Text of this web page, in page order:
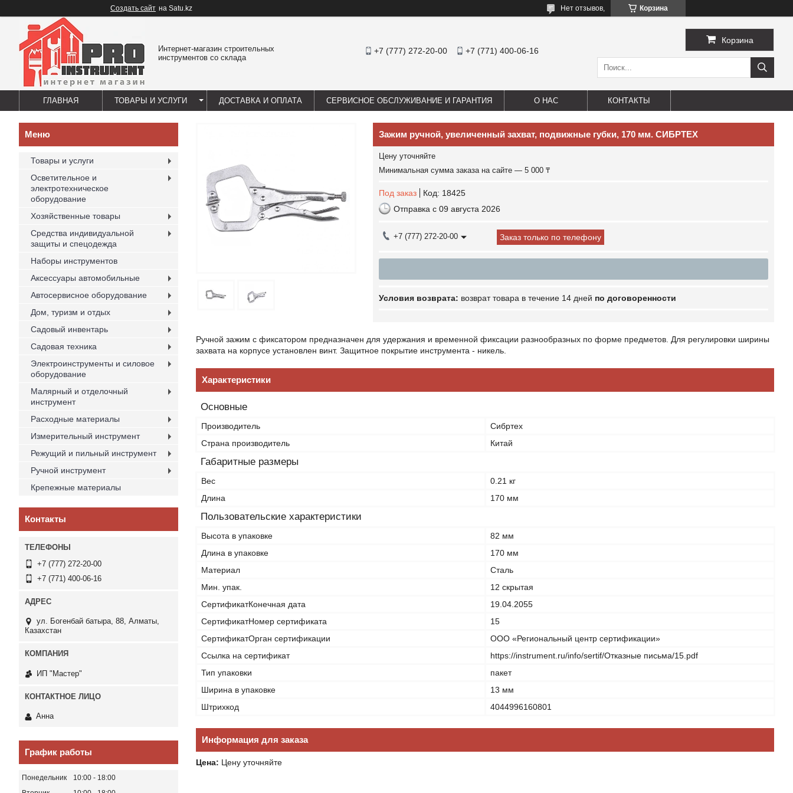
Создать сайт на Satu.kz Корзина
Нет отзывов,
Интернет-магазин строительных
инструментов со склада
+7 (777) 272-20-00 +7 (771) 400-06-16
Корзина
ГЛАВНАЯ ТОВАРЫ И УСЛУГИ ДОСТАВКА И ОПЛАТА СЕРВИСНОЕ ОБСЛУЖИВАНИЕ И ГАРАНТИЯ О НАС КОНТАКТЫ
Зажим ручной, увеличенный захват, подвижные губки, 170 мм. СИБРТЕХ
Цену уточняйте
Минимальная сумма заказа на сайте — 5 000 ₸
Под заказ Код: 18425
Отправка с 09 августа 2026
+7 (777) 272-20-00 Заказ только по телефону
возврат товара в течение 14 дней по договоренности
Ручной зажим с фиксатором предназначен для удержания и временной фиксации разнообразных по форме предметов. Для регулировки ширины
захвата на корпусе установлен винт. Защитное покрытие инструмента - никель.
Характеристики
Основные
Производитель
Сибртех
Страна производитель
Китай
Габаритные размеры
Вес
0.21 кг
Длина
170 мм
Пользовательские характеристики
Высота в упаковке
82 мм
Длина в упаковке
170 мм
Материал
Сталь
Мин. упак.
12 скрытая
СертификатКонечная дата
19.04.2055
СертификатНомер сертификата
15
СертификатОрган сертификации
ООО «Региональный центр сертификации»
Ссылка на сертификат
https://instrument.ru/info/sertif/Отказные письма/15.pdf
Тип упаковки
пакет
Ширина в упаковке
13 мм
Штрихкод
4044996160801
Информация для заказа
Цена: Цену уточняйте
Товары и услуги
Осветительное и
электротехническое
оборудование
Хозяйственные товары
Средства индивидуальной
защиты и спецодежда
Наборы инструментов
Аксессуары автомобильные
Автосервисное оборудование
Дом, туризм и отдых
Садовый инвентарь
Садовая техника
Электроинструменты и силовое
оборудование
Малярный и отделочный
инструмент
Расходные материалы
Измерительный инструмент
Режущий и пильный инструмент
Ручной инструмент
Крепежные материалы
Контакты
+7 (777) 272-20-00
+7 (771) 400-06-16
ул. Богенбай батыра, 88, Алматы,
Казахстан
ИП "Мастер"
Анна
График работы
Понедельник 10:00
18:00